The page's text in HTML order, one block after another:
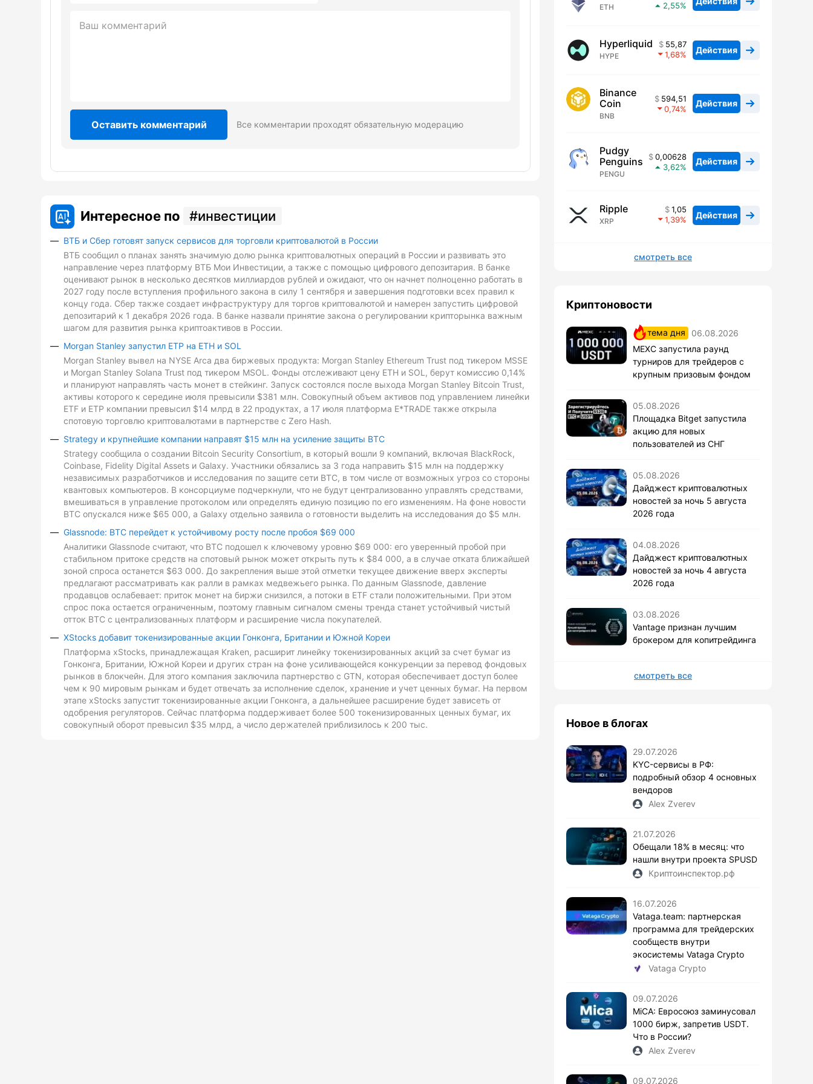
Оставить комментарий Все комментарии проходят обязательную модерацию
Интересное по инвестиции
ВТБ и Сбер готовят запуск сервисов для торговли криптовалютой в России
ВТБ сообщил о планах занять значимую долю рынка криптовалютных операций в России и развивать это
направление через платформу ВТБ Мои Инвестиции, а также с помощью цифрового депозитария. В банке
оценивают рынок в несколько десятков миллиардов рублей и ожидают, что он начнет полноценно работать в
2027 году после вступления профильного закона в силу 1 сентября и завершения подготовки всех правил к
концу года. Сбер также создает инфраструктуру для торгов криптовалютой и намерен запустить цифровой
депозитарий к 1 декабря 2026 года. В банке назвали принятие закона о регулировании крипторынка важным
шагом для развития рынка криптоактивов в России.
Morgan Stanley запустил ETP на ETH и SOL
Morgan Stanley вывел на NYSE Arca два биржевых продукта: Morgan Stanley Ethereum Trust под тикером MSSE
и Morgan Stanley Solana Trust под тикером MSOL. Фонды отслеживают цену ETH и SOL, берут комиссию 0,14%
и планируют направлять часть монет в стейкинг. Запуск состоялся после выхода Morgan Stanley Bitcoin Trust,
активы которого к середине июля превысили $381 млн. Совокупный объем активов под управлением линейки
ETF и ETP компании превысил $14 млрд в 22 продуктах, а 17 июля платформа E*TRADE также открыла
спотовую торговлю криптовалютами в партнерстве с Zero Hash.
Strategy и крупнейшие компании направят $15 млн на усиление защиты BTC
Strategy сообщила о создании Bitcoin Security Consortium, в который вошли 9 компаний, включая BlackRock,
Coinbase, Fidelity Digital Assets и Galaxy. Участники обязались за 3 года направить $15 млн на поддержку
независимых разработчиков и исследования по защите сети BTC, в том числе от возможных угроз со стороны
квантовых компьютеров. В консорциуме подчеркнули, что не будут централизованно управлять средствами,
вмешиваться в управление протоколом или определять единую позицию по его изменениям. На фоне новости
BTC опускался ниже $65 000, а Galaxy отдельно заявила о готовности выделить на исследования до $5 млн.
Glassnode: BTC перейдет к устойчивому росту после пробоя $69 000
Аналитики Glassnode считают, что BTC подошел к ключевому уровню $69 000: его уверенный пробой при
стабильном притоке средств на спотовый рынок может открыть путь к $84 000, а в случае отката ближайшей
зоной спроса останется $63 000. До закрепления выше этой отметки текущее движение вверх эксперты
предлагают рассматривать как ралли в рамках медвежьего рынка. По данным Glassnode, давление
продавцов ослабевает: приток монет на биржи снизился, а потоки в ETF стали положительными. При этом
спрос пока остается ограниченным, поэтому главным сигналом смены тренда станет устойчивый чистый
отток BTC с централизованных платформ и расширение числа покупателей.
XStocks добавит токенизированные акции Гонконга, Британии и Южной Кореи
Платформа xStocks, принадлежащая Kraken, расширит линейку токенизированных акций за счет бумаг из
Гонконга, Британии, Южной Кореи и других стран на фоне усиливающейся конкуренции за перевод фондовых
рынков в блокчейн. Для этого компания заключила партнерство с GTN, которая обеспечивает доступ более
чем к 90 мировым рынкам и будет отвечать за исполнение сделок, хранение и учет ценных бумаг. На первом
этапе xStocks запустит токенизированные акции Гонконга, а дальнейшее расширение будет зависеть от
одобрения регуляторов. Сейчас платформа поддерживает более 500 токенизированных ценных бумаг, их
совокупный оборот превысил $35 млрд, а число держателей приблизилось к 200 тыс.
ETH
2,55
Hyperliquid
HYPE
55,87
1,68
Действия
Binance
Coin
BNB
594,51
0,74
Действия
Pudgy
Penguins
PENGU
0,00628
3,62
Действия
Ripple
XRP
1,05
1,39
Действия
смотреть все
Криптоновости
тема дня
06.08.2026
MEXC запустила раунд
турниров для трейдеров с
крупным призовым фондом
05.08.2026
Площадка Bitget запустила
акцию для новых
пользователей из СНГ
05.08.2026
Дайджест криптовалютных
новостей за ночь 5 августа
2026 года
04.08.2026
Дайджест криптовалютных
новостей за ночь 4 августа
2026 года
03.08.2026
Vantage признан лучшим
брокером для копитрейдинга
смотреть все
Новое в блогах
29.07.2026
KYC-сервисы в РФ:
подробный обзор 4 основных
вендоров
Alex Zverev
21.07.2026
Обещали 18% в месяц: что
нашли внутри проекта SPUSD
Криптоинспектор.рф
16.07.2026
Vataga.team: партнерская
программа для трейдерских
сообществ внутри
экосистемы Vataga Crypto
Vataga Crypto
09.07.2026
MiCA: Евросоюз заминусовал
1000 бирж, запретив USDT.
Что в России?
Alex Zverev
09.07.2026